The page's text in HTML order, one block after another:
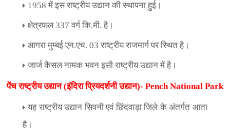
1958 में इस राष्ट्रीय उद्यान की स्थापना हुई।
क्षेत्रफल337 वर्ग कि.मी. है।
आगरा मुम्बई एन.एच. 03 राष्ट्रीय राजमार्ग पर स्थित है।
जार्ज कैसल नामक भवन इसी राष्ट्रीय उद्यान में है।
पेंच राष्ट्रीय उद्यान (इंदिरा प्रियदर्शनी उद्यान)- Pench National Park
यह राष्ट्रीय उद्यान सिवनी एवं छिंदवाड़ा जिले के अंतर्गत आता
है।